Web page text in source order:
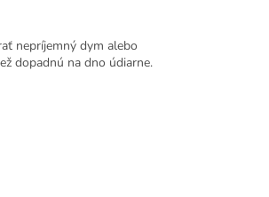
nepríjemný dym alebo
dopadnú na dno údiarne.